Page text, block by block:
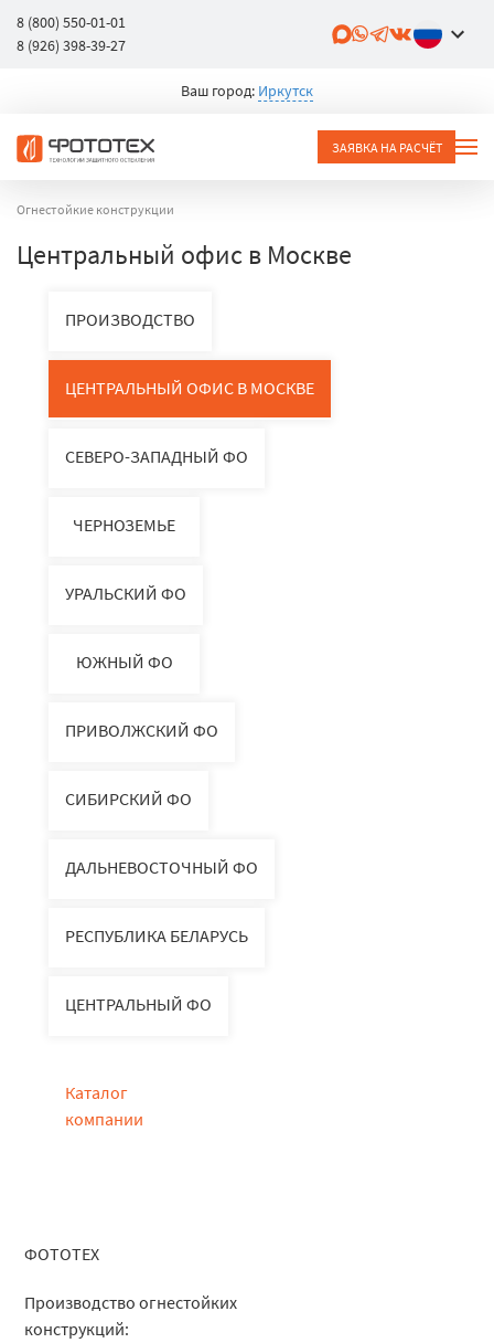
8 (800) 550-01-01
8 (926) 398-39-27
Ваш город: Иркутск
ЗАЯВКА НА РАСЧЁТ
Огнестойкие конструкции
Центральный офис в Москве
ПРОИЗВОДСТВО
ЦЕНТРАЛЬНЫЙ ОФИС В МОСКВЕ
СЕВЕРО-ЗАПАДНЫЙ ФО
ЧЕРНОЗЕМЬЕ
УРАЛЬСКИЙ ФО
ЮЖНЫЙ ФО
ПРИВОЛЖСКИЙ ФО
СИБИРСКИЙ ФО
ДАЛЬНЕВОСТОЧНЫЙ ФО
РЕСПУБЛИКА БЕЛАРУСЬ
ЦЕНТРАЛЬНЫЙ ФО
Каталог
компании
ФОТОТЕХ
Производство огнестойких
конструкций: